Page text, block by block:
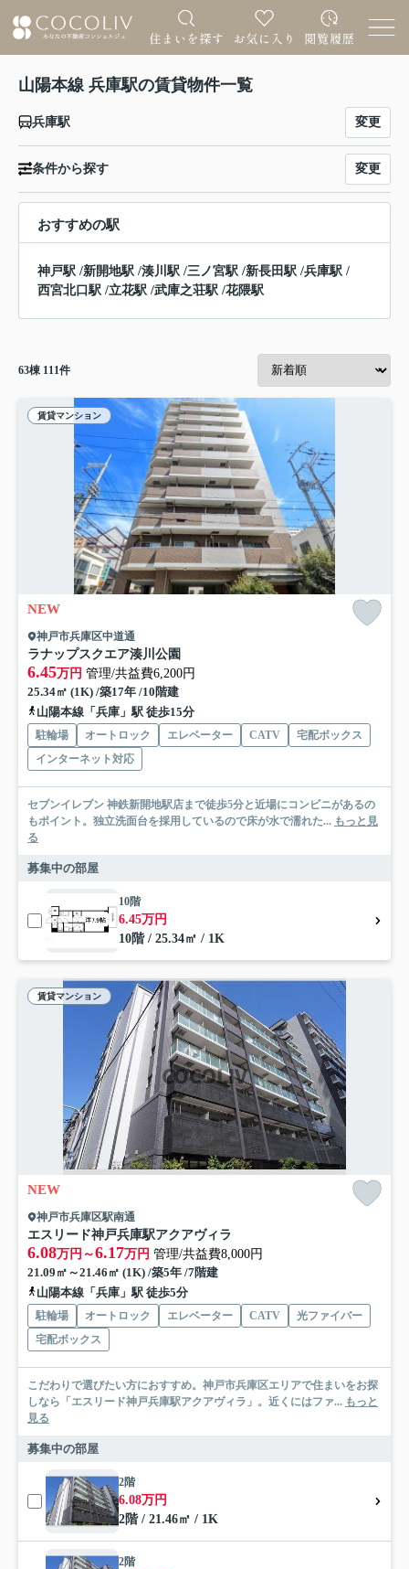
山陽本線 兵庫駅の賃貸物件一覧
兵庫駅 変更
条件から探す 変更
おすすめの駅
神戸駅 /新開地駅 /湊川駅 /三ノ宮駅 /新長田駅 /兵庫駅 /
西宮北口駅 /立花駅 /武庫之荘駅 /花隈駅
63棟 111件
賃貸マンション
NEW
神戸市兵庫区中道通
ラナップスクエア湊川公園
6.45万円 管理/共益費6,200円
25.34㎡ (1K) /築17年 /10階建
山陽本線「兵庫」駅 徒歩15分
駐輪場 オートロック エレベーター CATV
宅配ボックス
インターネット対応
セブンイレブン 神鉄新開地駅店まで徒歩5分と近場にコンビニがあるの
もポイント。独立洗面台を採用しているので床が水で濡れた... もっと見
る
募集中の部屋
10階
6.45万円
10階 / 25.34㎡ / 1K
賃貸マンション
NEW
神戸市兵庫区駅南通
エスリード神戸兵庫駅アクアヴィラ
6.08万円～6.17万円 管理/共益費8,000円
21.09㎡～21.46㎡ (1K) /築5年 /7階建
山陽本線「兵庫」駅 徒歩5分
駐輪場 オートロック エレベーター CATV
光ファイバー
宅配ボックス
こだわりで選びたい方におすすめ。神戸市兵庫区エリアで住まいをお探
しなら「エスリード神戸兵庫駅アクアヴィラ」。近くにはファ... もっと
見る
募集中の部屋
2階
6.08万円
2階 / 21.46㎡ / 1K
2階